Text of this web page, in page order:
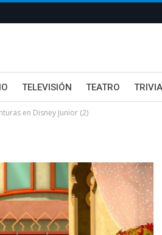
TELEVISIÓN TEATRO TRIVIA
en Disney Junior (2)